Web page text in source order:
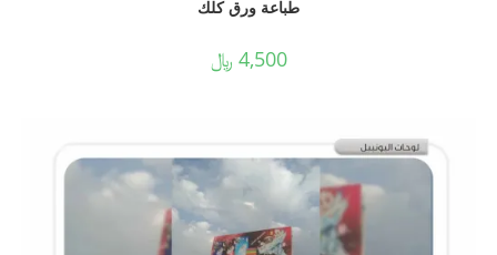
طباعة ورق كلك
4,500 ﷼